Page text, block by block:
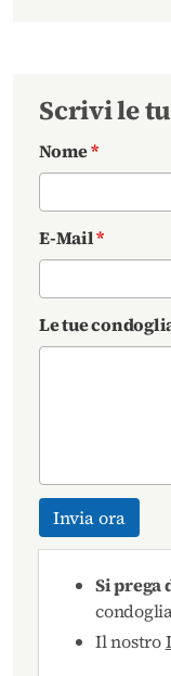
Scrivi le
Nome*
E-Mail*
Le tue
Invia ora
Si prega
Il nostro